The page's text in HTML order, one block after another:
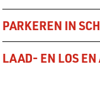
PARKEREN IN
LAAD- EN LOS